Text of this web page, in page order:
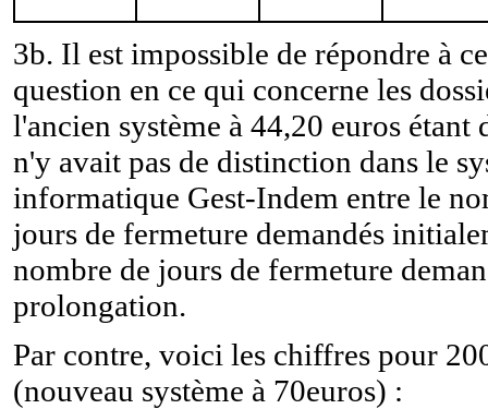
3b. Il est impossible de répondre à
question en ce qui concerne les
l'ancien système à 44,20 euros étant
n'y avait pas de distinction dans le
informatique Gest-Indem entre le
jours de fermeture demandés
nombre de jours de fermeture
prolongation.
Par contre, voici les chiffres pour
(nouveau système à 70euros) :